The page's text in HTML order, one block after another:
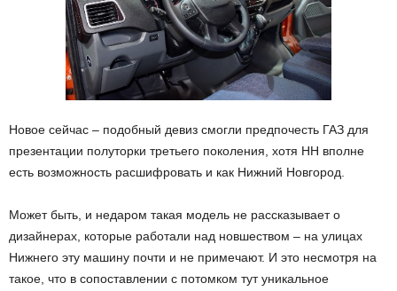
Новое сейчас – подобный девиз смогли предпочесть ГАЗ для
презентации полуторки третьего поколения, хотя НН вполне
есть возможность расшифровать и как Нижний Новгород.
Может быть, и недаром такая модель не рассказывает о
дизайнерах, которые работали над новшеством – на улицах
Нижнего эту машину почти и не примечают. И это несмотря на
такое, что в сопоставлении с потомком тут уникальное